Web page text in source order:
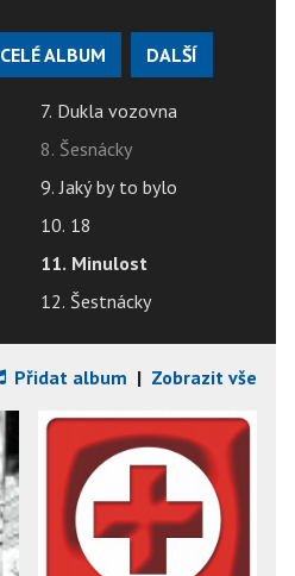
CELÉ ALBUM DALŠÍ
7. Dukla vozovna
8. Šesnácky
9. Jaký by to bylo
10. 18
11. Minulost
12. Šestnácky
Přidat album | Zobrazit vše